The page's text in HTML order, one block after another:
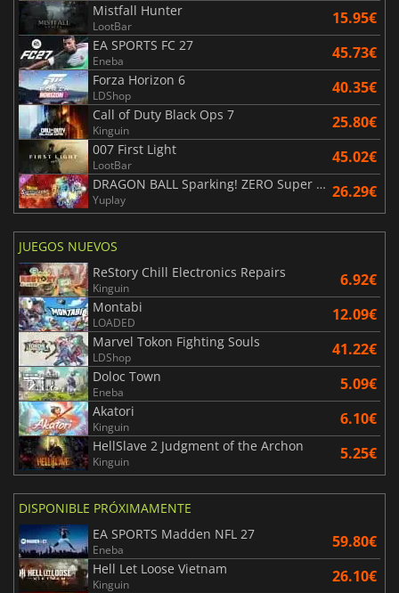
Mistfall Hunter
LootBar 15.95€
EA SPORTS FC 27
Eneba 45.73€
Forza Horizon 6
LDShop 40.35€
Call of Duty Black Ops 7
Kinguin 25.80€
007 First Light
LootBar 45.02€
DRAGON BALL Sparking! ZERO Super Limit Breaking NEO
Yuplay 26.29€
JUEGOS NUEVOS
ReStory Chill Electronics Repairs
Kinguin 6.92€
Montabi
LOADED 12.09€
Marvel Tokon Fighting Souls
LDShop 41.22€
Doloc Town
Eneba 5.09€
Akatori
Kinguin 6.10€
HellSlave 2 Judgment of the Archon
Kinguin 5.25€
DISPONIBLE PRÓXIMAMENTE
EA SPORTS Madden NFL 27
Eneba 59.80€
Hell Let Loose Vietnam
Kinguin 26.10€